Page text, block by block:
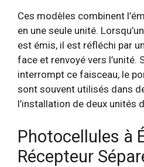
Ces modèles combinent
en une seule unité.
est émis, il est réfléchi par
face et renvoyé vers l’unité.
interrompt ce faisceau, le
sont souvent utilisés dans
l’installation de deux unités
Photocellules à
Récepteur